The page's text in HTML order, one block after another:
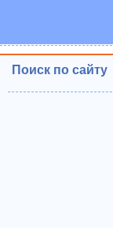
Поиск по сайту